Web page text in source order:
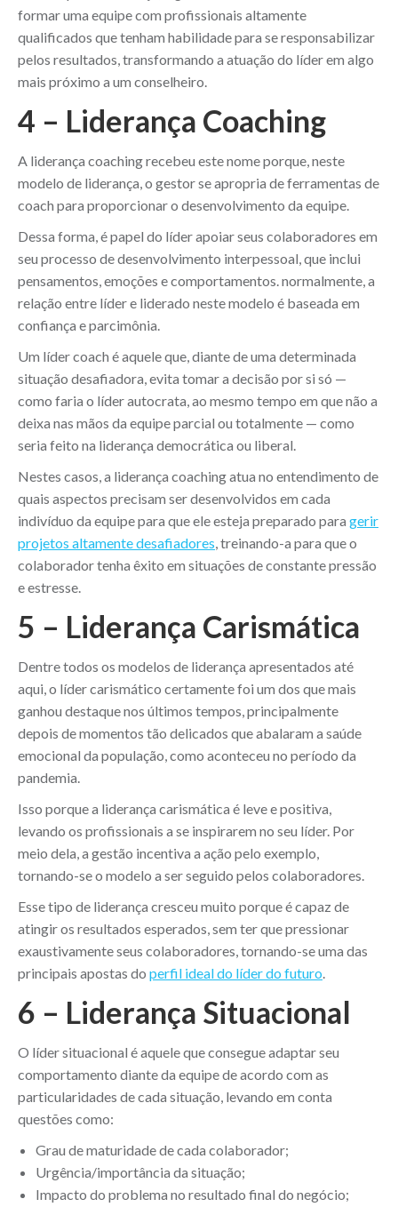
formar uma equipe com profissionais altamente
qualificados que tenham habilidade para se responsabilizar
pelos resultados, transformando a atuação do líder em algo
mais próximo a um conselheiro.
4 – Liderança Coaching
A liderança coaching recebeu este nome porque, neste
modelo de liderança, o gestor se apropria de ferramentas de
coach para proporcionar o desenvolvimento da equipe.
Dessa forma, é papel do líder apoiar seus colaboradores em
seu processo de desenvolvimento interpessoal, que inclui
pensamentos, emoções e comportamentos. normalmente, a
relação entre líder e liderado neste modelo é baseada em
confiança e parcimônia.
Um líder coach é aquele que, diante de uma determinada
situação desafiadora, evita tomar a decisão por si só —
como faria o líder autocrata, ao mesmo tempo em que não a
deixa nas mãos da equipe parcial ou totalmente — como
seria feito na liderança democrática ou liberal.
Nestes casos, a liderança coaching atua no entendimento de
quais aspectos precisam ser desenvolvidos em cada
indivíduo da equipe para que ele esteja preparado para gerir
projetos altamente desafiadores, treinando-a para que o
colaborador tenha êxito em situações de constante pressão
e estresse.
5 – Liderança Carismática
Dentre todos os modelos de liderança apresentados até
aqui, o líder carismático certamente foi um dos que mais
ganhou destaque nos últimos tempos, principalmente
depois de momentos tão delicados que abalaram a saúde
emocional da população, como aconteceu no período da
pandemia.
Isso porque a liderança carismática é leve e positiva,
levando os profissionais a se inspirarem no seu líder. Por
meio dela, a gestão incentiva a ação pelo exemplo,
tornando-se o modelo a ser seguido pelos colaboradores.
Esse tipo de liderança cresceu muito porque é capaz de
atingir os resultados esperados, sem ter que pressionar
exaustivamente seus colaboradores, tornando-se uma das
principais apostas do perfil ideal do líder do futuro.
6 – Liderança Situacional
O líder situacional é aquele que consegue adaptar seu
comportamento diante da equipe de acordo com as
particularidades de cada situação, levando em conta
questões como:
Grau de maturidade de cada colaborador;
Urgência/importância da situação;
Impacto do problema no resultado final do negócio;